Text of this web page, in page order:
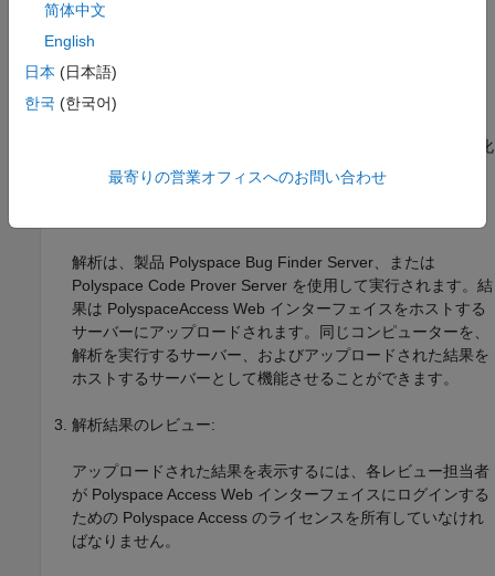
ワークフローは次の 3 ステップで構成されます。
Polyspace 解析のトリガー:
などのビルド自動化
ツールが Polyspace 解析をトリガーします。
解析は、製品 Polyspace Bug Finder Server 、または
Polyspace Code Prover Server を使用して実行されます。結
果は PolyspaceAccess Web インターフェイスをホストする
サーバーにアップロードされます。同じコンピューターを、
解析を実行するサーバー、およびアップロードされた結果を
ホストするサーバーとして機能させることができます。
解析結果のレビュー:
アップロードされた結果を表示するには、各レビュー担当者
が Polyspace Access Web インターフェイスにログインする
ための Polyspace Access のライセンスを所有していなけれ
ばなりません。
简体中文
English
日本 (日本語)
한국 (한국어)
最寄りの営業オフィスへのお問い合わせ